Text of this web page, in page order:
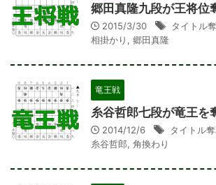
郷田真隆九段が王将位
2015/3/30 タイトル
相掛かり , 郷田真隆
竜王戦
糸谷哲郎七段が竜王を
2014/12/6 タイトル
糸谷哲郎, 角換わり